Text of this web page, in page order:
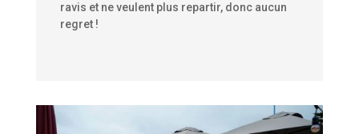
ravis et ne veulent plus repartir, donc aucun
regret !